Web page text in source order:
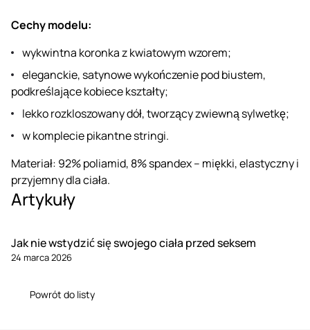
Cechy modelu:
wykwintna koronka z kwiatowym wzorem;
eleganckie, satynowe wykończenie pod biustem,
podkreślające kobiece kształty;
lekko rozkloszowany dół, tworzący zwiewną sylwetkę;
w komplecie pikantne stringi.
Materiał: 92% poliamid, 8% spandex – miękki, elastyczny i
przyjemny dla ciała.
Artykuły
Jak nie wstydzić się swojego ciała przed seksem
24 marca 2026
Powrót do listy